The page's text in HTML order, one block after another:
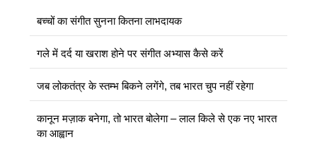
बच्चों का संगीत सुनना कितना लाभदायक
गले में दर्द या खराश होने पर संगीत अभ्यास कैसे करें
जब लोकतंत्र के स्तम्भ बिकने लगेंगे, तब भारत चुप नहीं रहेगा
कानून मज़ाक बनेगा, तो भारत बोलेगा – लाल किले से एक नए भारत
का आह्वान